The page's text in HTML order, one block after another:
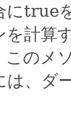
にtrue
を計算
このメ
、ダ